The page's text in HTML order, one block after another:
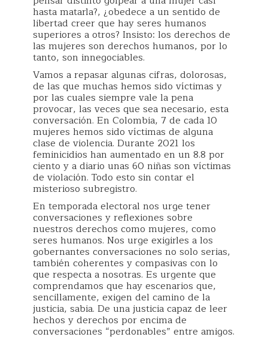
hasta matarla?, ¿obedece a un sentido de
libertad creer que hay seres humanos
superiores a otros? Insisto: los derechos de
las mujeres son derechos humanos, por lo
tanto, son innegociables.
Vamos a repasar algunas cifras, dolorosas,
de las que muchas hemos sido víctimas y
por las cuales siempre vale la pena
provocar, las veces que sea necesario, esta
conversación. En Colombia, 7 de cada 10
mujeres hemos sido víctimas de alguna
clase de violencia. Durante 2021 los
feminicidios han aumentado en un 8.8 por
ciento y a diario unas 60 niñas son víctimas
de violación. Todo esto sin contar el
misterioso subregistro.
En temporada electoral nos urge tener
conversaciones y reflexiones sobre
nuestros derechos como mujeres, como
seres humanos. Nos urge exigirles a los
gobernantes conversaciones no solo serias,
también coherentes y compasivas con lo
que respecta a nosotras. Es urgente que
comprendamos que hay escenarios que,
sencillamente, exigen del camino de la
justicia, sabia. De una justicia capaz de leer
hechos y derechos por encima de
conversaciones “perdonables” entre amigos.